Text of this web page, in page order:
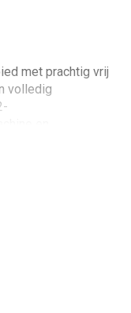
met prachtig vrij
volledig
en
afstand,
op 45
inclusief